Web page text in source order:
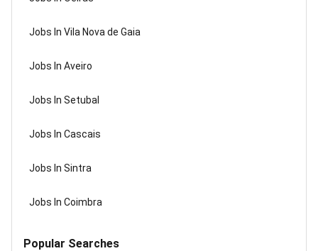
Jobs In Vila Nova de Gaia
Jobs In Aveiro
Jobs In Setubal
Jobs In Cascais
Jobs In Sintra
Jobs In Coimbra
Popular Searches